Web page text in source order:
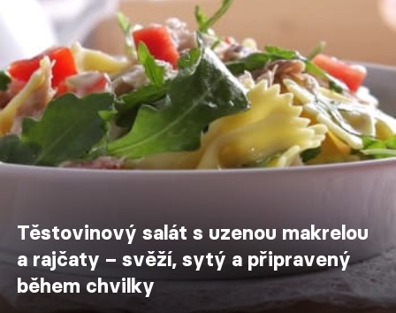
Těstovinový salát s uzenou makrelou
a rajčaty – svěží, sytý a připravený
během chvilky